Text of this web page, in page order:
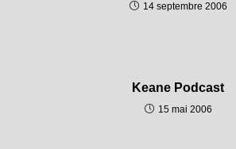
14 septembre 2006
Keane Podcast
15 mai 2006